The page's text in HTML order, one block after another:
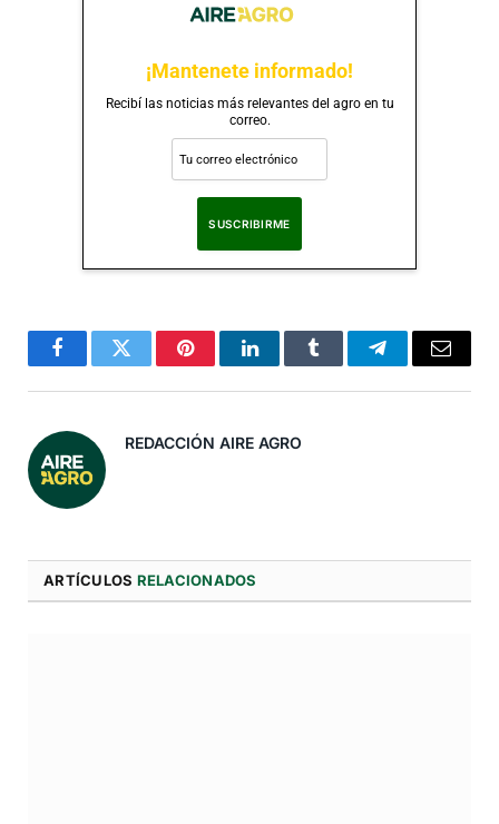
¡Mantenete informado!
Recibí las noticias más relevantes del agro en tu
correo.
FacebookTwitter PinterestLinkedInTumblr TelegramCorreo
REDACCIÓN AIRE AGRO
ARTÍCULOS RELACIONADOS